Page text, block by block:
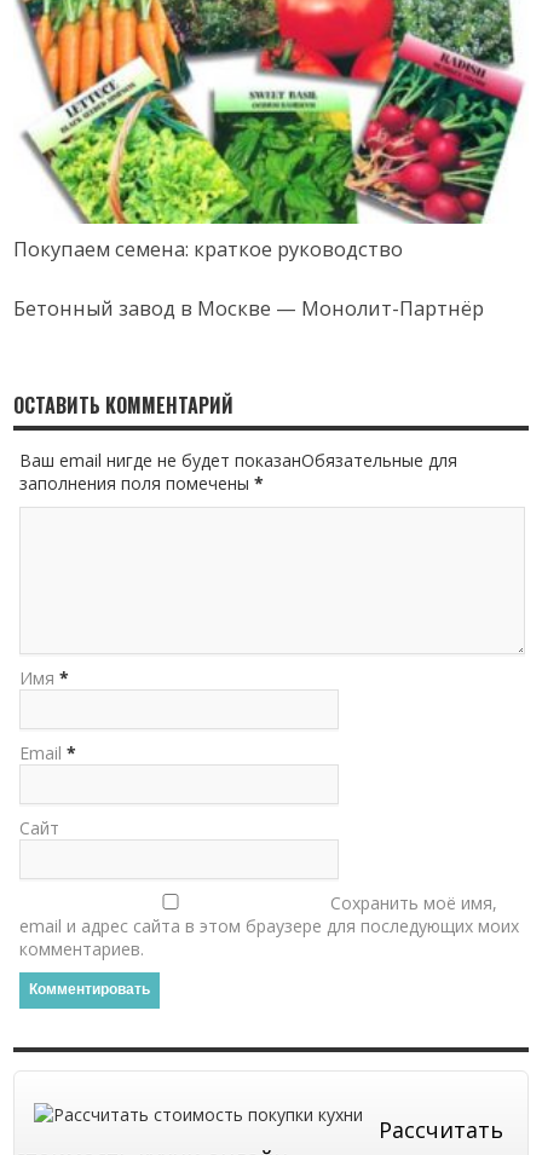
Покупаем семена: краткое руководство
Бетонный завод в Москве — Монолит-Партнёр
ОСТАВИТЬ КОММЕНТАРИЙ
Ваш email нигде не будет показанОбязательные для
заполнения поля помечены*
Имя *
Email *
Сайт
Сохранить моё имя,
email и адрес сайта в этом браузере для последующих моих
комментариев.
Рассчитать